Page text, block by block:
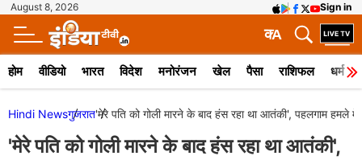
August 8, 2026 Sign in
A
क
होम वीडियो भारत विदेश मनोरंजन खेल पैसा राशिफल धर्म
Hindi Newsगुजरात'मेरे पति को गोली मारने के बाद हंस रहा था आतंकी', पहलगाम हमले में
'मेरे पति को गोली मारने के बाद हंस रहा था आतंकी',